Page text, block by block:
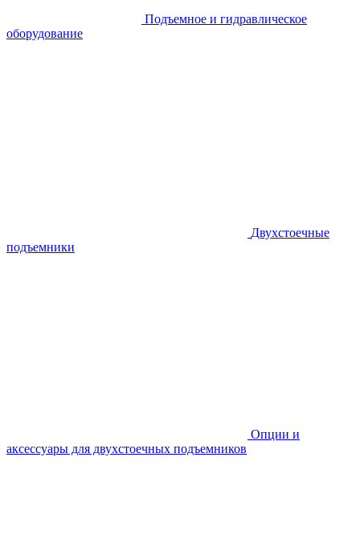
Подъемное и гидравлическое
оборудование
Двухстоечные
подъемники
Опции и
аксессуары для двухстоечных подъемников